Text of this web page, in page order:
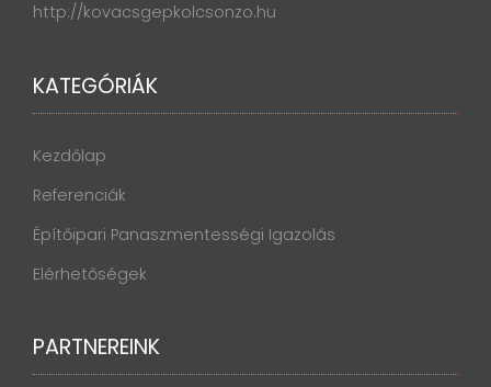
http://kovacsgepkolcsonzo.hu
KATEGÓRIÁK
Kezdőlap
Referenciák
Építőipari Panaszmentességi Igazolás
Elérhetőségek
PARTNEREINK